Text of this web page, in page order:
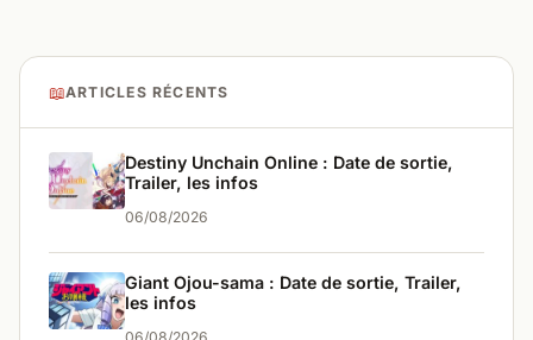
📖ARTICLES RÉCENTS
Destiny Unchain Online : Date de sortie,
Trailer, les infos
06/08/2026
Giant Ojou-sama : Date de sortie, Trailer,
les infos